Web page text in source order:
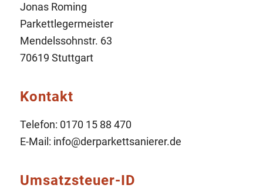
Jonas Roming
Parkettlegermeister
Mendelssohnstr. 63
70619 Stuttgart
Kontakt
Telefon: 0170 15 88 470
E-Mail: info@derparkettsanierer.de
Umsatzsteuer-ID